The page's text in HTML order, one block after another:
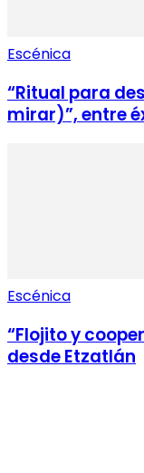
Escénica
“Ritual para
mirar)”, entre
Escénica
“Flojito y
desde Etzatlán